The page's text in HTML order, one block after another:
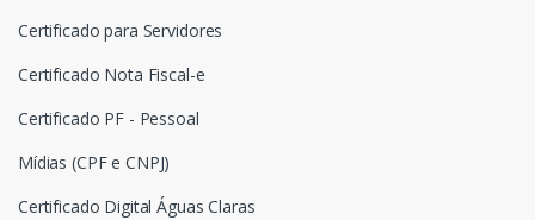
Certificado para Servidores
Certificado Nota Fiscal-e
Certificado PF - Pessoal
Mídias (CPF e CNPJ)
Certificado Digital Águas Claras